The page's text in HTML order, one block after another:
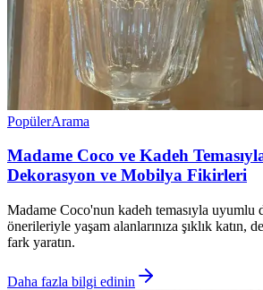
PopülerArama
Madame Coco ve Kadeh
Dekorasyon ve Mobilya Fikirleri
Madame Coco'nun kadeh temasıyla uyumlu
önerileriyle yaşam alanlarınıza şıklık katın,
fark yaratın.
Daha fazla bilgi edinin